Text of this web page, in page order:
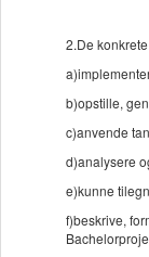
2.De
b)opstille,
c)anvende
d)analysere
e)kunne
f)beskrive,